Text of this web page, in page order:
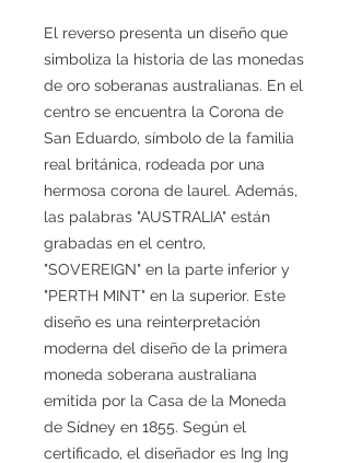
El reverso presenta un diseño que
simboliza la historia de las monedas
de oro soberanas australianas. En el
centro se encuentra la Corona de
San Eduardo, símbolo de la familia
real británica, rodeada por una
hermosa corona de laurel. Además,
las palabras "AUSTRALIA" están
grabadas en el centro,
"SOVEREIGN" en la parte inferior y
"PERTH MINT" en la superior. Este
diseño es una reinterpretación
moderna del diseño de la primera
moneda soberana australiana
emitida por la Casa de la Moneda
de Sídney en 1855. Según el
certificado, el diseñador es Ing Ing